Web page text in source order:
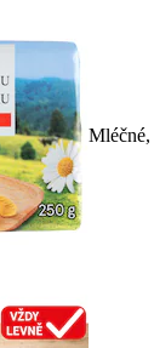
Mléčné,